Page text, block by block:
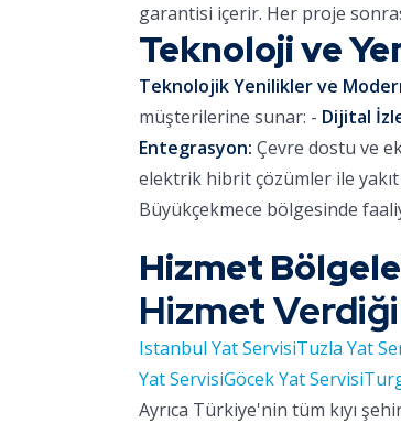
garantisi içerir. Her proje
Teknoloji ve
Teknolojik Yenilikler ve
müşterilerine sunar: - Dijital
Entegrasyon: Çevre dostu ve
elektrik hibrit çözümler ile
Büyükçekmece bölgesinde
Hizmet
Hizmet
Istanbul Yat ServisiTuzla Yat
Yat ServisiGöcek Yat Servisi
Ayrıca Türkiye'nin tüm kıyı